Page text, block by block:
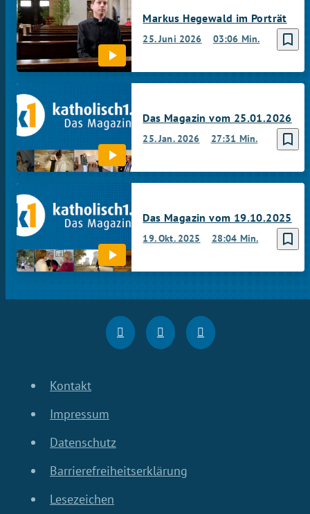
bookmark_border
25. Juni 2026 03:06 Min.
Markus Hegewald im Porträt
bookmark_border
25. Jan. 2026 27:31 Min.
Das Magazin vom 25.01.2026
bookmark_border
19. Okt. 2025 28:04 Min.
Das Magazin vom 19.10.2025
Kontakt
Impressum
Datenschutz
Barrierefreiheitserklärung
Lesezeichen